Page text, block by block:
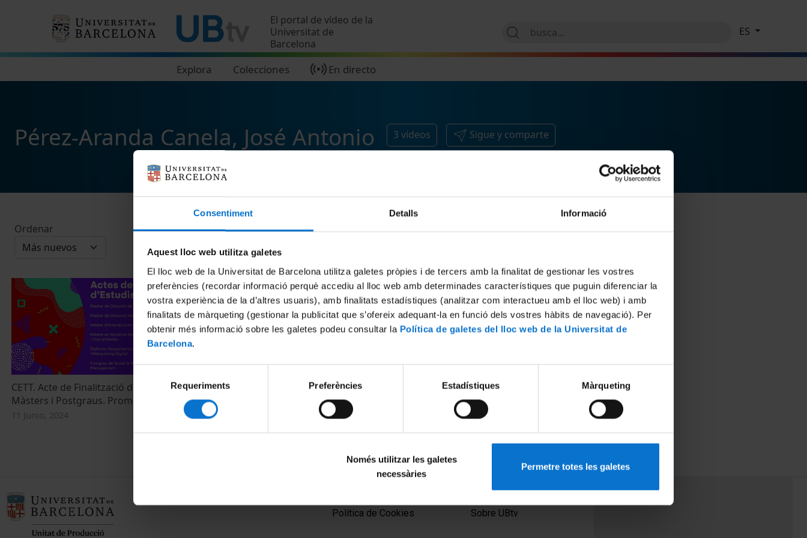
Consentiment Detalls Informació
Aquest lloc web utilitza galetes
El lloc web de la Universitat de Barcelona utilitza galetes pròpies i de tercers amb la finalitat de gestionar les vostres
preferències (recordar informació perquè accediu al lloc web amb determinades característiques que puguin diferenciar la
vostra experiència de la d’altres usuaris), amb finalitats estadístiques (analitzar com interactueu amb el lloc web) i amb
finalitats de màrqueting (gestionar la publicitat que s’ofereix adequant-la en funció dels vostres hàbits de navegació). Per
obtenir més informació sobre les galetes podeu consultar la Política de galetes del lloc web de la Universitat de
Barcelona.
consentiment
Requeriments Preferències Estadístiques Màrqueting
Només utilitzar les galetes
necessàries
Permetre totes les galetes
El portal de vídeo de la
Universitat de
Barcelona
Explora Colecciones En directo
ES
Pérez-Aranda Canela, José Antonio 3 vídeos Sigue y comparte
Ordenar
CETT. Acte de Finalització d'Estudis.
Màsters i Postgraus. Promoció 2023-2024
11 Junio, 2024
CETT. Acte de Finalització d'Estudis.
Màster de Direcció d'Empreses
Turístiques. Promoció 2023-2024
Saló de l'Ensenyament 2013. CETT
18 Abril, 2013
Política de Cookies
PEU 2
Sobre UBtv
PEU 3